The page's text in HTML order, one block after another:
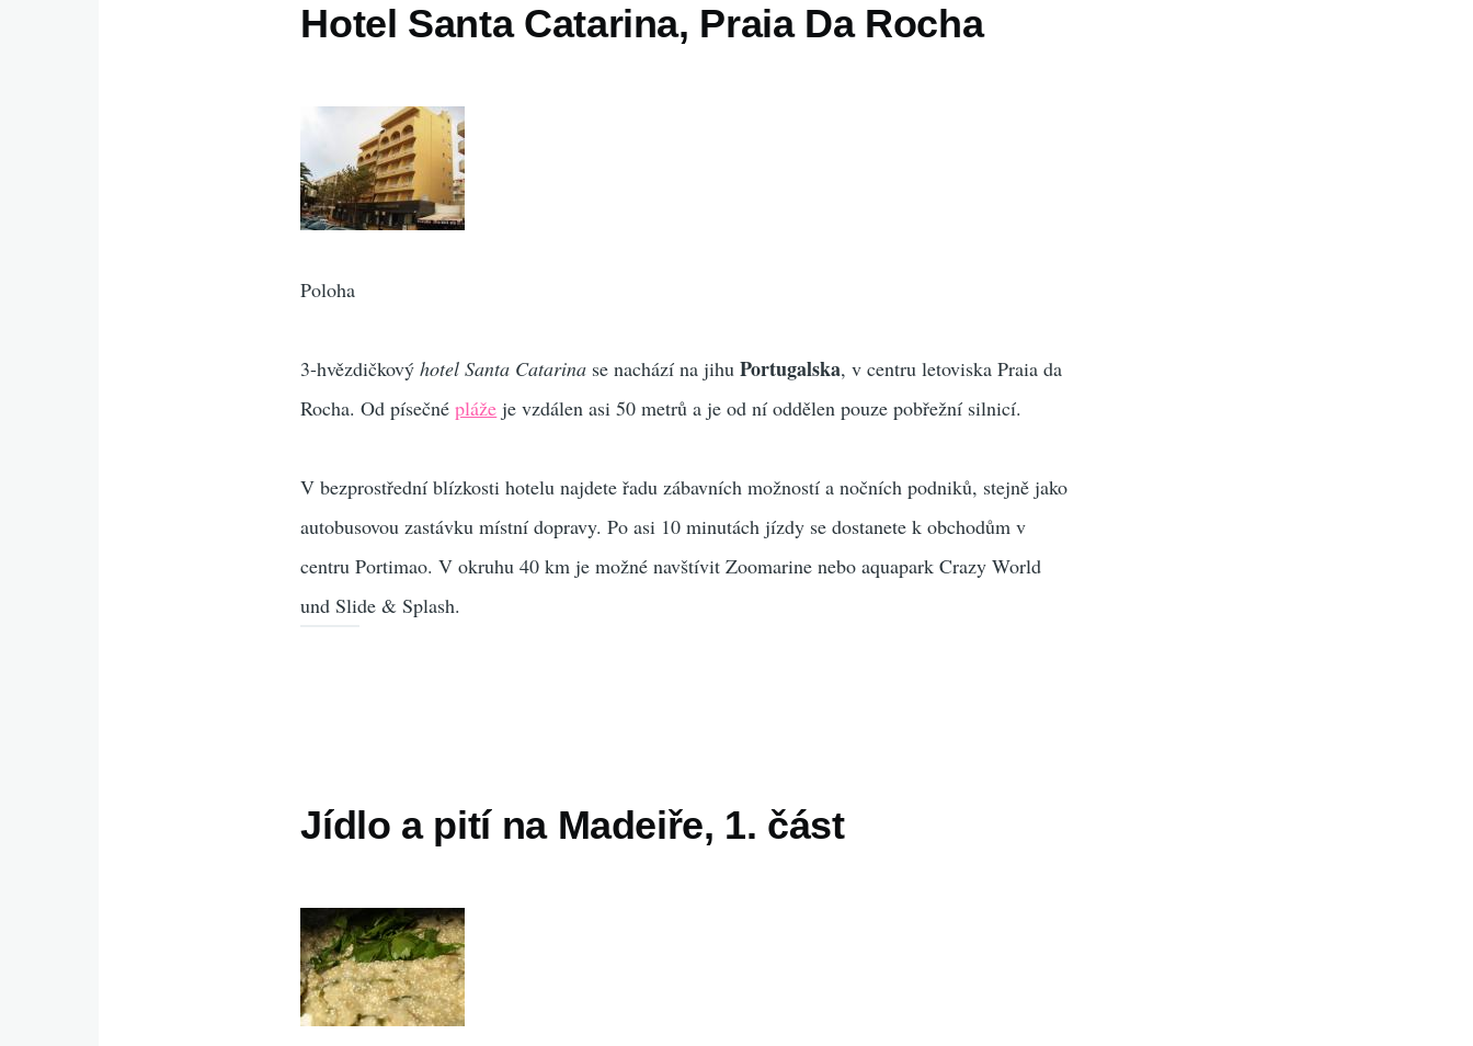
Hotel Santa Catarina, Praia Da Rocha
Poloha
3-hvězdičkovýhotel Santa Catarina se nachází na jihuPortugalska, v centru letoviska Praia da
Rocha. Od písečnépláže je vzdálen asi 50 metrů a je od ní oddělen pouze pobřežní silnicí.
V bezprostřední blízkosti hotelu najdete řadu zábavních možností a nočních podniků, stejně jako
autobusovou zastávku místní dopravy. Po asi 10 minutách jízdy se dostanete k obchodům v
centru Portimao. V okruhu 40 km je možné navštívit Zoomarine nebo aquapark Crazy World
und Slide & Splash.
Jídlo a pití na Madeiře, 1. část